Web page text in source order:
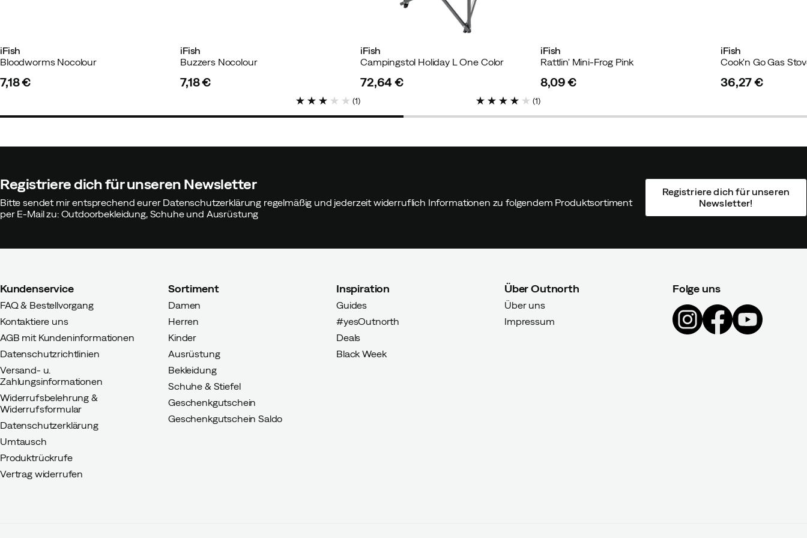
iFish
Bloodworms Nocolour
7,18 €
iFish
Buzzers Nocolour
7,18 €
(1)
iFish
Campingstol Holiday L One Color
72,64 €
(1)
iFish
Rattlin' Mini-Frog Pink
8,09 €
iFish
Cook'n Go Gas
36,27 €
Registriere dich für unseren Newsletter
Bitte sendet mir entsprechend eurer Datenschutzerklärung regelmäßig und jederzeit widerruflich Informationen zu folgendem Produktsortiment
per E-Mail zu: Outdoorbekleidung, Schuhe und Ausrüstung
Registriere dich für unseren
Newsletter!
Kundenservice
FAQ & Bestellvorgang
Kontaktiere uns
AGB mit Kundeninformationen
Datenschutzrichtlinien
Versand- u.
Zahlungsinformationen
Widerrufsbelehrung &
Widerrufsformular
Datenschutzerklärung
Umtausch
Produktrückrufe
Vertrag widerrufen
Sortiment
Damen
Herren
Kinder
Ausrüstung
Bekleidung
Schuhe & Stiefel
Geschenkgutschein
Geschenkgutschein Saldo
Inspiration
Guides
#yesOutnorth
Deals
Black Week
Über Outnorth
Über uns
Impressum
Folge uns